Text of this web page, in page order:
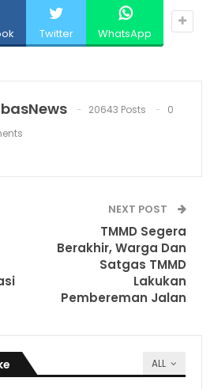
Twitter WhatsApp
20643 Posts
0
NEXT POST
TMMD Segera
Berakhir, Warga Dan
Satgas TMMD
Lakukan
Pembereman Jalan
ALL